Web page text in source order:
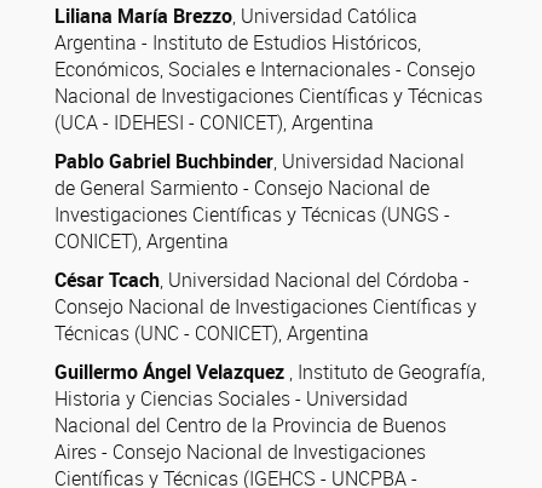
Liliana María Brezzo, Universidad Católica
Argentina - Instituto de Estudios Históricos,
Económicos, Sociales e Internacionales - Consejo
Nacional de Investigaciones Científicas y Técnicas
(UCA - IDEHESI - CONICET), Argentina
Pablo Gabriel Buchbinder, Universidad Nacional
de General Sarmiento - Consejo Nacional de
Investigaciones Científicas y Técnicas (UNGS -
CONICET), Argentina
César Tcach, Universidad Nacional del Córdoba -
Consejo Nacional de Investigaciones Científicas y
Técnicas (UNC - CONICET), Argentina
Guillermo Ángel Velazquez , Instituto de Geografía,
Historia y Ciencias Sociales - Universidad
Nacional del Centro de la Provincia de Buenos
Aires - Consejo Nacional de Investigaciones
Científicas y Técnicas (IGEHCS - UNCPBA -